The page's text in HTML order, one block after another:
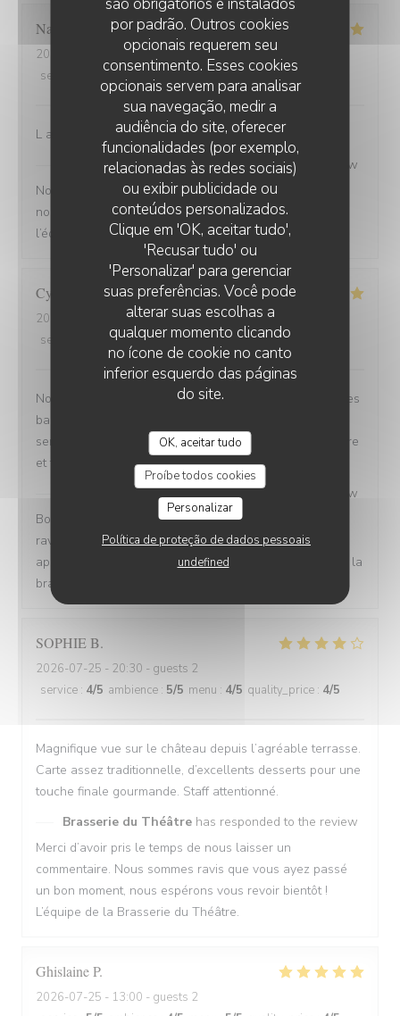
por padrão. Outros cookies
opcionais requerem seu
consentimento. Esses cookies
opcionais servem para analisar
sua navegação, medir a
audiência do site, oferecer
funcionalidades (por exemplo,
relacionadas às redes sociais)
ou exibir publicidade ou
conteúdos personalizados.
Clique em 'OK, aceitar tudo',
'Recusar tudo' ou
'Personalizar' para gerenciar
suas preferências. Você pode
alterar suas escolhas a
qualquer momento clicando
no ícone de cookie no canto
inferior esquerdo das páginas
do site.
OK, aceitar tudo
Proíbe todos cookies
Personalizar
Política de proteção de dados pessoais
undefined
Nathalie
2026-07-26
- 13:00 - guests 2
service
ambience: 5/5 menu: 5/5 quality_price
L accueil Ambiance du resto Qualité de la viande
Brasserie du Théâtre has responded to the review
Nous sommes ravis que votre expérience vous ait plu,
nous transmettons vos compliments à l’ensemble de
l’équipe ! L’équipe de la brasserie du théâtre
Cyrille
2026-07-25
- 20:30 - guests 2
service
ambience: 5 /5 menu :5 /5 quality_price
Nous avons été très bien reçu avec une table proche des
baies vitrées comme demandé lors de la réservation un
service rapide les plats sont bons . Restaurant est propre
et très bien organisé MERCI nous reviendrons
Brasserie du Théâtre has responded to the review
Bonjour, Merci pour votre commentaire, nous sommes
ravis que l'ambiance, le service et la cuisine aient été
appréciés. Au plaisir de vous revoir bientôt. L'équipe de la
brasserie du Théâtre
SOPHIEB
2026-07-25 - 20:30 - guests 2
service : 4/5 ambience : 5/5 menu : 4/5 quality_price : 4/5
Magnifique vue sur le château depuis l’agréable terrasse.
Carte assez traditionnelle, d’excellents desserts pour une
touche finale gourmande. Staff attentionné.
Brasserie du Théâtre has responded to the review
Merci d’avoir pris le temps de nous laisser un
commentaire. Nous sommes ravis que vous ayez passé
un bon moment, nous espérons vous revoir bientôt !
L’équipe de la Brasserie du Théâtre.
GhislaineP
2026-07-25 - 13:00 - guests 2